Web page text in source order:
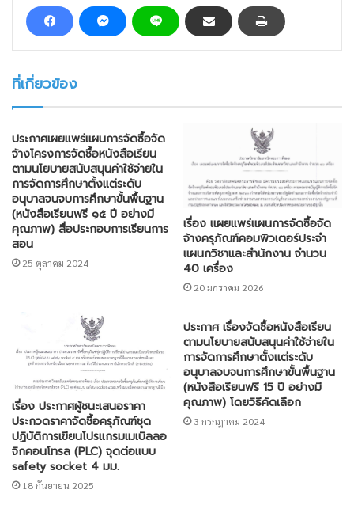
ที่เกี่ยวข้อง
ประกาศเผยแพร่แผนการจัดซื้อจัด
จ้างโครงการจัดซื้อหนังสือเรียน
ตามนโยบายสนับสนุนค่าใช้จ่ายใน
การจัดการศึกษาตั้งแต่ระดับ
อนุบาลจนจบการศึกษาขั้นพื้นฐาน
(หนังสือเรียนฟรี ๑๕ ปี อย่างมี
คุณภาพ) สื่อประกอบการเรียนการ
สอน
25 ตุลาคม 2024
เรื่อง แผยแพร่แผนการจัดซื้อจัด
จ้างครุภัณฑ์คอมพิวเตอร์ประจำ
แผนกวิชาและสำนักงาน จำนวน
40 เครื่อง
20 มกราคม 2026
เรื่อง ประกาศผู้ชนะเสนอราคา
ประกวดราคาจัดซื้อครุภัณฑ์ชุด
ปฏิบัติการเขียนโปรแกรมเมเบิลลอ
จิกคอนโทรล (PLC) จุดต่อแบบ
safety socket 4 มม.
18 กันยายน 2025
ประกาศ เรื่องจัดซื้อหนังสือเรียน
ตามนโยบายสนับสนุนค่าใช้จ่ายใน
การจัดการศึกษาตั้งแต่ระดับ
อนุบาลจบจนการศึกษาขั้นพื้นฐาน
(หนังสือเรียนฟรี 15 ปี อย่างมี
คุณภาพ) โดยวิธีคัดเลือก
3 กรกฎาคม 2024